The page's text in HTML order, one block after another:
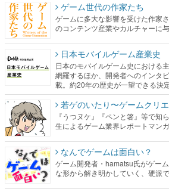
ゲーム世代の作家たち
ゲームに多大な影響を受けた作家
のコンテンツ産業やカルチャーに
日本モバイルゲーム産業史
日本のモバイルゲーム史における
網羅するほか、開発者へのインタ
載。約20年の歴史が一望できる決
若ゲのいたり〜ゲームクリ
『うつヌケ』『ペンと箸』等で知
生によるゲーム業界レポートマンガ
なんでゲームは面白い？
ゲーム開発者・hamatsu氏がゲー
な形から解き明かしていく、硬派